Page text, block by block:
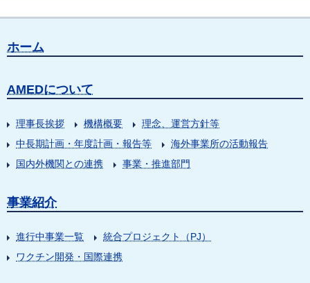
ホーム
AMEDについて
理事長挨拶 機構概要
理念、運営方針等
中長期計画・年度計画・報告等
海外事業所の活動報告
国内外機関との連携
事業・推進部門
事業紹介
進行中事業一覧
統合プロジェクト（PJ）
ワクチン開発・国際連携